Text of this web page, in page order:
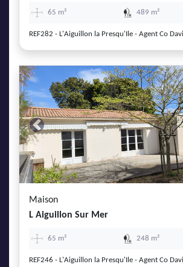
65 m² 489 m²
REF282 - L'Aiguillon la Presqu'Ile - Agent Co
Previous
Maison
L Aiguillon Sur Mer
65 m² 248 m²
REF246 - L'Aiguillon la Presqu'Ile - Agent Co